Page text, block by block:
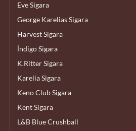
Eve Sigara
George Karelias Sigara
Harvest Sigara
İndigo Sigara
K.Ritter Sigara
Karelia Sigara
Keno Club Sigara
Kent Sigara
L&B Blue Crushball